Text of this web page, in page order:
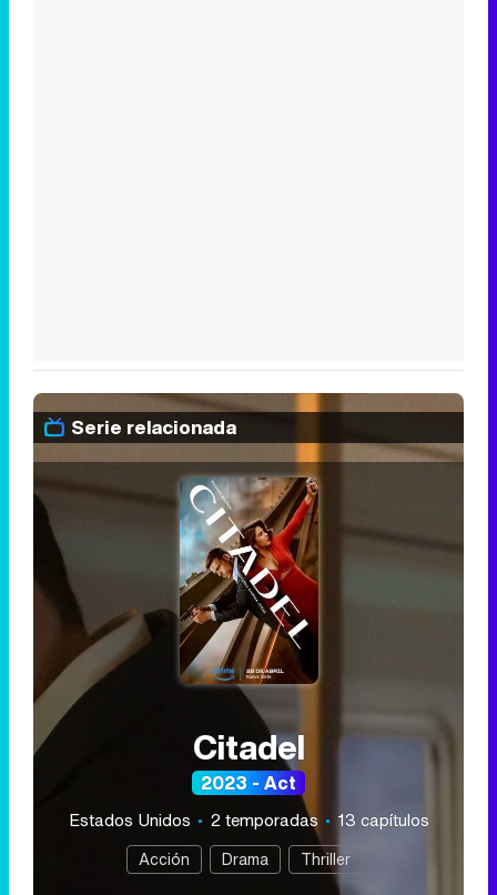
Serie relacionada
Citadel
2023 - Act
Estados Unidos 2 temporadas 13 capítulos
Acción Drama Thriller